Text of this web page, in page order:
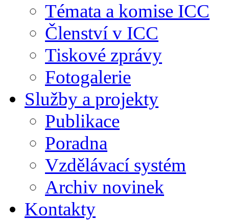
Témata a komise ICC
Členství v ICC
Tiskové zprávy
Fotogalerie
Služby a projekty
Publikace
Poradna
Vzdělávací systém
Archiv novinek
Kontakty